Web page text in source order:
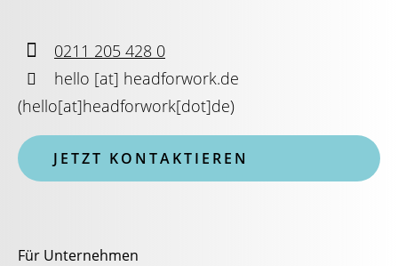

0211 205 428 0

hello [at] headforwork.de
(hello[at]headforwork[dot]de)
JETZT KONTAKTIEREN
Für Unternehmen